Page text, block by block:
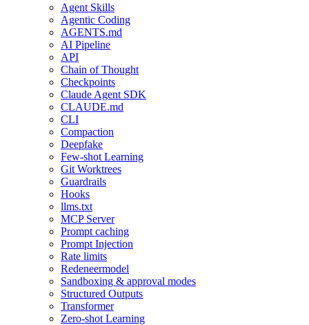
Agent Skills
Agentic Coding
AGENTS.md
AI Pipeline
API
Chain of Thought
Checkpoints
Claude Agent SDK
CLAUDE.md
CLI
Compaction
Deepfake
Few-shot Learning
Git Worktrees
Guardrails
Hooks
llms.txt
MCP Server
Prompt caching
Prompt Injection
Rate limits
Redeneermodel
Sandboxing & approval modes
Structured Outputs
Transformer
Zero-shot Learning